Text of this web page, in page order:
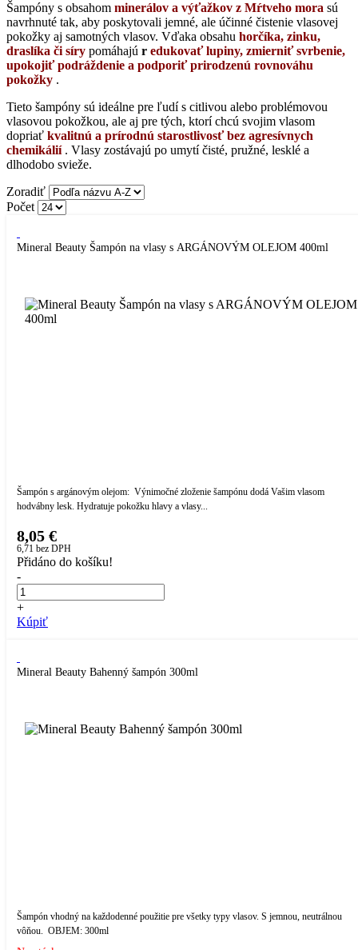
Šampóny s obsahom minerálov a výťažkov z Mŕtveho mora sú
navrhnuté tak, aby poskytovali jemné, ale účinné čistenie vlasovej
pokožky aj samotných vlasov. Vďaka obsahu horčíka, zinku,
draslíka či síry pomáhajú r edukovať lupiny, zmierniť svrbenie,
upokojiť podráždenie a podporiť prirodzenú rovnováhu
pokožky .
Tieto šampóny sú ideálne pre ľudí s citlivou alebo problémovou
vlasovou pokožkou, ale aj pre tých, ktorí chcú svojim vlasom
dopriať kvalitnú a prírodnú starostlivosť bez agresívnych
chemikálií . Vlasy zostávajú po umytí čisté, pružné, lesklé a
dlhodobo svieže.
Zoradiť
Počet
Mineral Beauty Šampón na vlasy s ARGÁNOVÝM OLEJOM 400ml
Šampón s argánovým olejom: Výnimočné zloženie šampónu dodá Vašim vlasom
hodvábny lesk. Hydratuje pokožku hlavy a vlasy...
8,05 €
6,71 bez DPH
Přidáno do košíku!
-
+
Kúpiť
Mineral Beauty Bahenný šampón 300ml
Šampón vhodný na každodenné použitie pre všetky typy vlasov. S jemnou, neutrálnou
vôňou. OBJEM: 300ml